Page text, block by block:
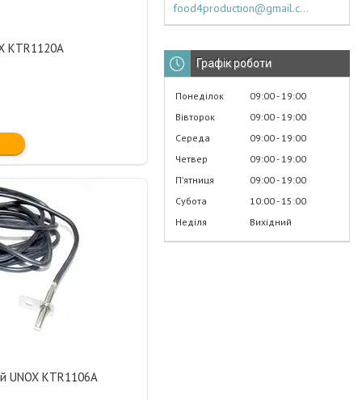
KTR1120A
UNOX KTR1106A
food4production@gmail.com
Графік роботи
Понеділок 09:00 19:00
Вівторок
09:00 19:00
Середа
09:00 19:00
Четвер
09:00 19:00
Пʼятниця
09:00 19:00
Субота
10:00 15:00
Неділя
Вихідний